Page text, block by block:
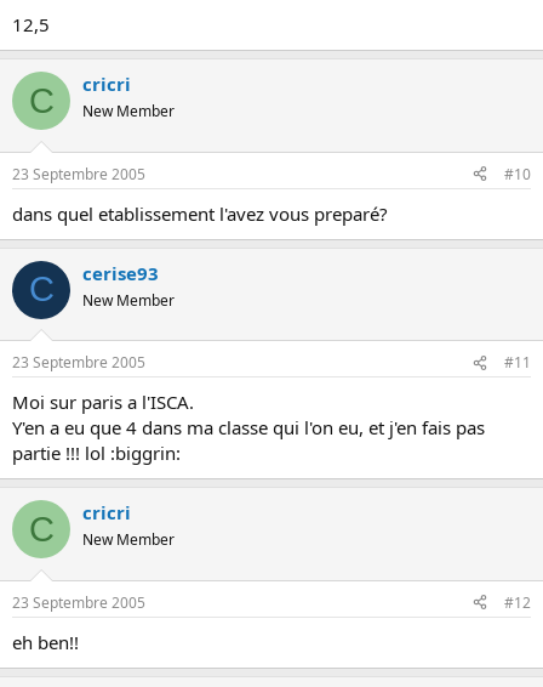
12,5
C cricri
New Member
23 Septembre 2005 #10
dans quel etablissement l'avez vous preparé?
C cerise93
New Member
23 Septembre 2005 #11
Moi sur paris a l'ISCA.
Y'en a eu que 4 dans ma classe qui l'on eu, et j'en fais pas
partie !!! lol :biggrin:
C cricri
New Member
23 Septembre 2005 #12
eh ben!!